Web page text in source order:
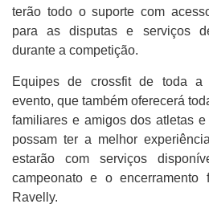
terão todo o suporte com
para as disputas e serviços
durante a competição.
Equipes de crossfit de toda a
evento, que também oferecerá
familiares e amigos dos atletas
possam ter a melhor
estarão com serviços
campeonato e o
Ravelly.